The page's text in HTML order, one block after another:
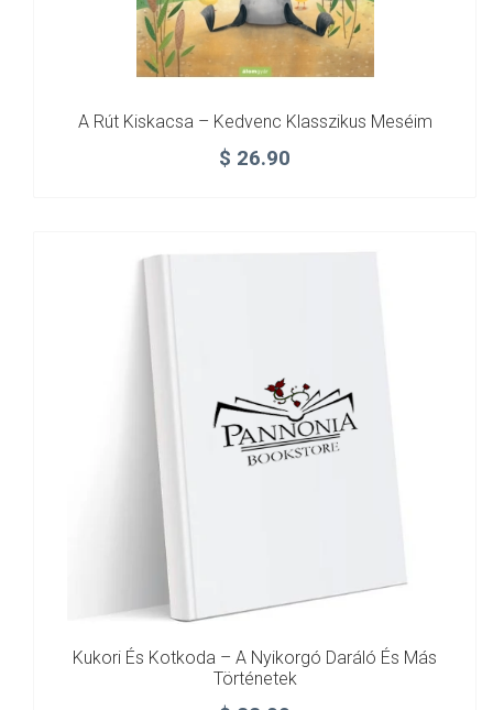
A Rút Kiskacsa – Kedvenc Klasszikus Meséim
$ 26.90
Kukori És Kotkoda – A Nyikorgó Daráló És Más
Történetek